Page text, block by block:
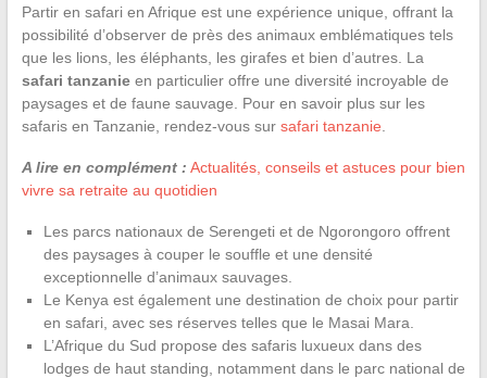
Partir en safari en Afrique est une expérience unique, offrant la
possibilité d’observer de près des animaux emblématiques tels
que les lions, les éléphants, les girafes et bien d’autres. La
safari tanzanieen particulier offre une diversité incroyable de
paysages et de faune sauvage. Pour en savoir plus sur les
safaris en Tanzanie, rendez-vous sur safari tanzanie
A lire en complément : Actualités, conseils et astuces pour bien
vivre sa retraite au quotidien
Les parcs nationaux de Serengeti et de Ngorongoro offrent
des paysages à couper le souffle et une densité
exceptionnelle d’animaux sauvages.
Le Kenya est également une destination de choix pour partir
en safari, avec ses réserves telles que le Masai Mara.
L’Afrique du Sud propose des safaris luxueux dans des
lodges de haut standing, notamment dans le parc national de